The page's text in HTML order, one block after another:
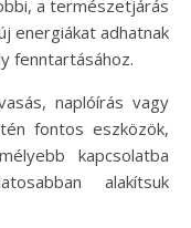
a természetjárás
energiákat adhatnak
fenntartásához.
naplóírás vagy
fontos eszközök,
kapcsolatba
alakítsuk